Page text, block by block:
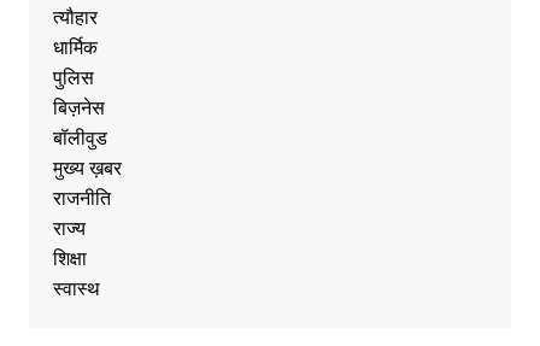
त्यौहार
धार्मिक
पुलिस
बिज़नेस
बॉलीवुड
मुख्य ख़बर
राजनीति
राज्य
शिक्षा
स्वास्थ